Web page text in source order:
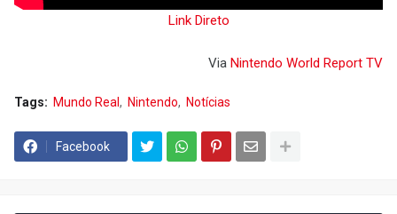
Link Direto
Via Nintendo World Report TV
Tags: Mundo Real Nintendo Notícias
Facebook